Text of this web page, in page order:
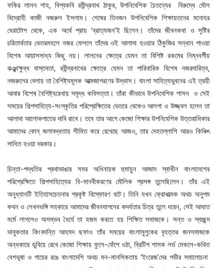
ফকির লালন শাহ, বিশ্বকবি রবীন্দ্রনাথ ঠাকুর, উপনিবেশিক চৈতন্যের বিরুদ্ধে মৌল
বিদ্রোহী কাজী নজরুল ইসলাম। শেষের তিনজন উপনিবেশিক শিক্ষায়তনের মনোহর
ঘেরাটোপ থেকে, এক অর্থে প্রায় ‘ব্রাত্যজন’ই ছিলেন। তাঁদের জীবনকথা ও সৃষ্টির
চরিতার্থতার ভেতরমহলে নজর ফেললে তাঁদের ওই আলাদা হওয়ার ঠিকুজির সন্ধান পাওয়া
বিশেষ আয়াসসাধ্য কিছু নয়। লালনের ক্ষেত্রে যেমন তা বিশিষ্ট রকমের নিম্নবর্গীয়
ঝঞ্ঝাক্ষুব্ধ বাস্তবতা, রবীন্দ্রনাথের ক্ষেত্রে যেমন তা পারিবারিক বিশেষ নজরদারিত্ব,
নজরুলের বেলায় তা বৈশিষ্ট্যমূলক আত্মজাগরণের উদ্ভাস। বাংলা সাহিত্যভুবনের এই ত্রয়ী
আবার বিশেষ বৈশিষ্ট্যরেখায় সমৃদ্ধ কবিসত্তা। তাঁরা কীভাবে উপনিবেশিক শাসন ও সেই
সময়ের শিল্পসাহিত্য-সংস্কৃতির পরিপ্রেক্ষিতের ভেতরে থেকেও আলগা ও উজ্জ্বল হলেন তা
আলাদা আলোকপাতের দাবি রাখে। তবে তার আগে কেজো শিক্ষার উপনিবেশিক উত্তরাধিকার
আমাদের কোন্ জলাবদ্ধতায় সীমিত করে রেখেছে আজও, তার দেহতল্লাশি আরও কিঞ্চিৎ
সাধিত হওয়া দরকার।
চিন্তা-পদ্ধতির প্রথাভাঙার সমর অধিনায়ক হুমায়ুন আজাদ স্বাধীন বাংলাদেশের
পরিপ্রেক্ষিতে শিল্পসাহিত্যের বি-মানবীকরণের মৌলিক প্রসঙ্গ তুলেছিলেন। তাঁর এই
অনুধ্যানটি ইতিহাসচেতনার প্রকৃষ্ট বিস্ফোরণ বটে। তিনি যখন ক্রোধাত্মক অথচ অনুপম
কথন ও লেখনভঙ্গি সহকারে আমাদের জীবনযাপনের কদর্যতার চিত্র তুলে ধরেন, সেই আঘাত
মর্মে লাগলেও অসম্ভব ধৈর্যে তা হজম করতে হয় শিক্ষিত সমাজকে। সন্ত ও স্বচ্ছন্দ
ভাবুকতার কিংবদন্তি আহমদ ছফাও তাঁর সময়ের বাংলামুলুকের বৃহত্তর জনসমাজকে
অন্ধকারে ডুবিয়ে রেখে কেজো শিক্ষায় ফুলে-ফেঁপে ওঠা, ব্রিটিশ শাসক লর্ড মেকলে-কথিত
বেশভূষা ও গায়ের রঙে বাংলাদেশি অথচ মন-মানসিকতায় ‘ইংরেজ’দের গভীর সমালোচনা